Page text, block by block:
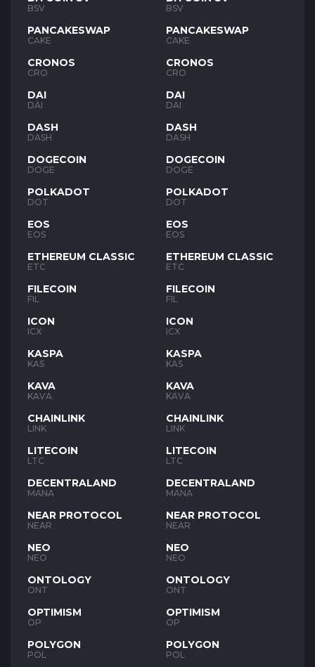
BSV
PANCAKESWAP
CAKE
CRONOS
CRO
DAI
DAI
DASH
DASH
DOGECOIN
DOGE
POLKADOT
DOT
EOS
EOS
ETHEREUM CLASSIC
ETC
FILECOIN
FIL
ICON
ICX
KASPA
KAS
KAVA
KAVA
CHAINLINK
LINK
LITECOIN
LTC
DECENTRALAND
MANA
NEAR PROTOCOL
NEAR
NEO
NEO
ONTOLOGY
ONT
OPTIMISM
OP
POLYGON
POL
BSV
PANCAKESWAP
CAKE
CRONOS
CRO
DAI
DAI
DASH
DASH
DOGECOIN
DOGE
POLKADOT
DOT
EOS
EOS
ETHEREUM CLASSIC
ETC
FILECOIN
FIL
ICON
ICX
KASPA
KAS
KAVA
KAVA
CHAINLINK
LINK
LITECOIN
LTC
DECENTRALAND
MANA
NEAR PROTOCOL
NEAR
NEO
NEO
ONTOLOGY
ONT
OPTIMISM
OP
POLYGON
POL